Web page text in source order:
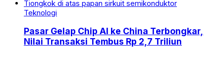
Teknologi
Pasar Gelap Chip AI ke China Terbongkar,
Nilai Transaksi Tembus Rp 2,7 Triliun